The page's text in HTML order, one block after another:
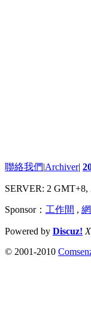
聯絡我們|Archiver|
SERVER: 2 GMT+8,
Sponsor： 工作間 ,
Powered by Discuz!
© 2001-2010